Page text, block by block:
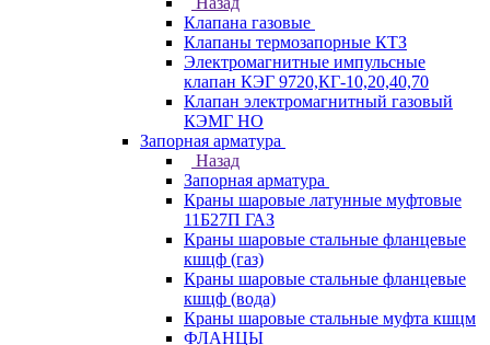
Клапана газовые
Клапаны термозапорные КТЗ
Электромагнитные импульсные
клапан КЭГ 9720,КГ-10,20,40,70
Клапан электромагнитный газовый
КЭМГ НО
Запорная арматура
Назад
Запорная арматура
Краны шаровые латунные муфтовые
11Б27П ГАЗ
Краны шаровые стальные фланцевые
кшцф (газ)
Краны шаровые стальные фланцевые
кшцф (вода)
Краны шаровые стальные муфта кшцм
ФЛАНЦЫ